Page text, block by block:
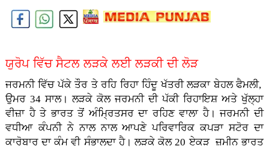
ਯੁਰੋਪ ਵਿੱਚ ਸੈਟਲ ਲੜਕੇ ਲਈ ਲੜਕੀ ਦੀ ਲੋੜ
ਜਰਮਨੀ ਵਿੱਚ ਪੱਕੇ ਤੌਰ ਤੇ ਰਹਿ ਰਿਹਾ ਹਿੰਦੂ ਖੱਤਰੀ ਲੜਕਾ ਬੇਹਲ ਫੈਮਲੀ,
ਉਮਰ 34 ਸਾਲ। ਲੜਕੇ ਕੋਲ ਜਰਮਨੀ ਦੀ ਪੱਕੀ ਰਿਹਾਇਸ਼ ਅਤੇ ਖੁੱਲ੍ਹਾ
ਵੀਜ਼ਾ ਹੈ ਤੇ ਭਾਰਤ ਤੋਂ ਅੰਮ੍ਰਿਤਸਰ ਦਾ ਰਹਿਣ ਵਾਲਾ ਹੈ। ਜਰਮਨੀ ਦੀ
ਵਧੀਆ ਕੰਪਨੀ ਨੇ ਨਾਲ ਨਾਲ ਆਪਣੇ ਪਰਿਵਾਰਿਕ ਕਪੜਾ ਸਟੋਰ ਦਾ
ਕਾਰੋਬਾਰ ਦਾ ਕੰਮ ਵੀ ਸੰਭਾਲਦਾ ਹੈ। ਲੜਕੇ ਕੋਲ 20 ਏਕੜ ਜ਼ਮੀਨ ਭਾਰਤ